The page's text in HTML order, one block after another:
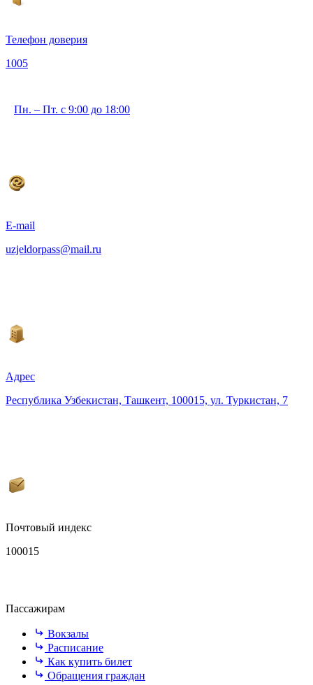
Телефон доверия
1005
Пн. – Пт. с 9:00 до 18:00
E-mail
uzjeldorpass@mail.ru
Адрес
Республика Узбекистан, Ташкент, 100015, ул. Туркистан, 7
Почтовый индекс
100015
Пассажирам
Вокзалы
Расписание
Как купить билет
Обращения граждан